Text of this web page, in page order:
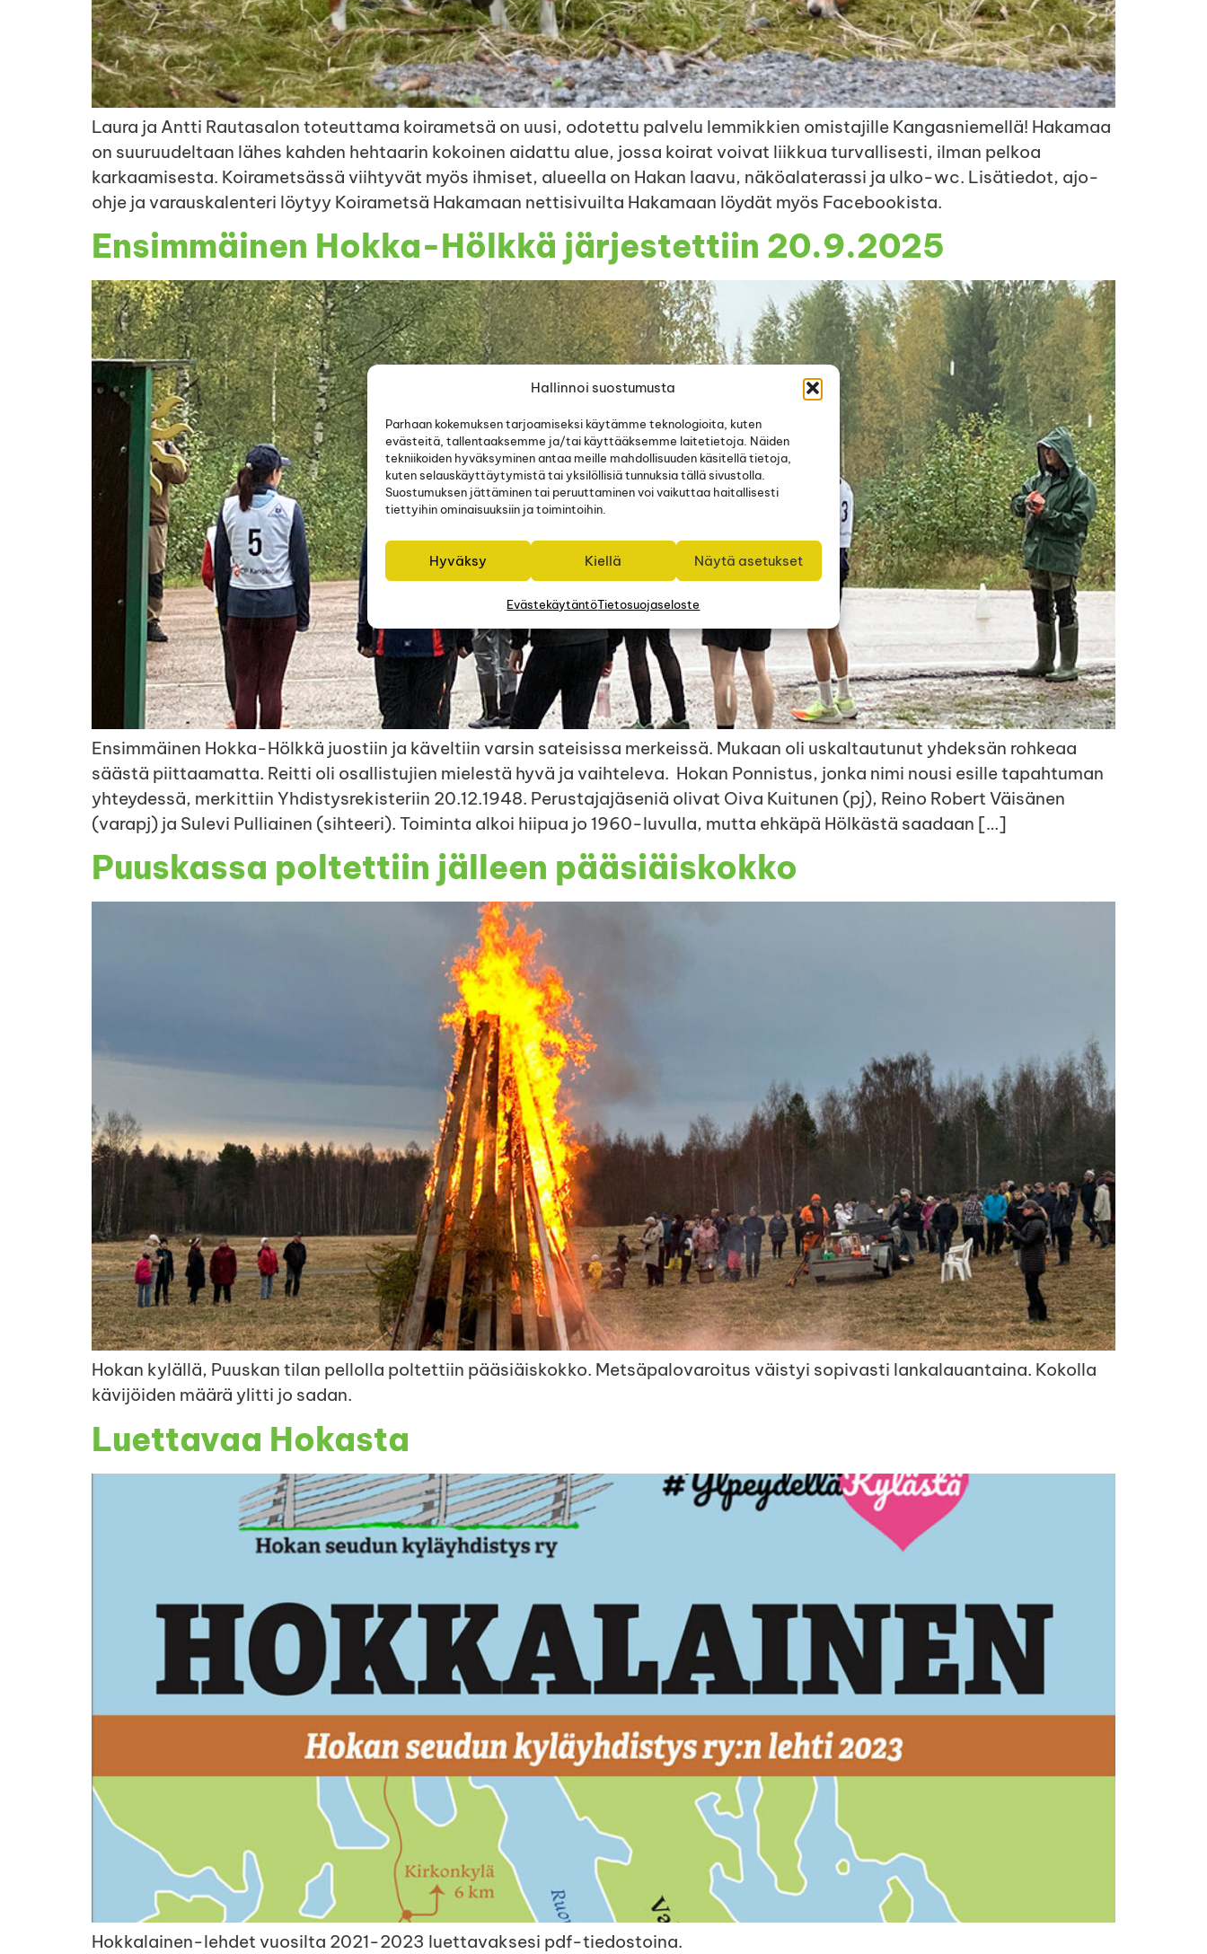
Hallinnoi suostumusta
Parhaan kokemuksen tarjoamiseksi käytämme teknologioita, kuten
evästeitä, tallentaaksemme ja/tai käyttääksemme laitetietoja. Näiden
tekniikoiden hyväksyminen antaa meille mahdollisuuden käsitellä tietoja,
kuten selauskäyttäytymistä tai yksilöllisiä tunnuksia tällä sivustolla.
Suostumuksen jättäminen tai peruuttaminen voi vaikuttaa haitallisesti
tiettyihin ominaisuuksiin ja toimintoihin.
Hyväksy Kiellä Näytä asetukset
EvästekäytäntöTietosuojaseloste
Laura ja Antti Rautasalon toteuttama koirametsä on uusi, odotettu palvelu lemmikkien omistajille Kangasniemellä! Hakamaa
on suuruudeltaan lähes kahden hehtaarin kokoinen aidattu alue, jossa koirat voivat liikkua turvallisesti, ilman pelkoa
karkaamisesta. Koirametsässä viihtyvät myös ihmiset, alueella on Hakan laavu, näköalaterassi ja ulko-wc. Lisätiedot, ajo-
ohje ja varauskalenteri löytyy Koirametsä Hakamaan nettisivuilta Hakamaan löydät myös Facebookista.
Ensimmäinen Hokka-Hölkkä järjestettiin 20.9.2025
Ensimmäinen Hokka-Hölkkä juostiin ja käveltiin varsin sateisissa merkeissä. Mukaan oli uskaltautunut yhdeksän rohkeaa
säästä piittaamatta. Reitti oli osallistujien mielestä hyvä ja vaihteleva. Hokan Ponnistus, jonka nimi nousi esille tapahtuman
yhteydessä, merkittiin Yhdistysrekisteriin 20.12.1948. Perustajajäseniä olivat Oiva Kuitunen (pj), Reino Robert Väisänen
(varapj) ja Sulevi Pulliainen (sihteeri). Toiminta alkoi hiipua jo 1960-luvulla, mutta ehkäpä Hölkästä saadaan […]
Puuskassa poltettiin jälleen pääsiäiskokko
Hokan kylällä, Puuskan tilan pellolla poltettiin pääsiäiskokko. Metsäpalovaroitus väistyi sopivasti lankalauantaina. Kokolla
kävijöiden määrä ylitti jo sadan.
Luettavaa Hokasta
Hokkalainen-lehdet vuosilta 2021-2023 luettavaksesi pdf-tiedostoina.